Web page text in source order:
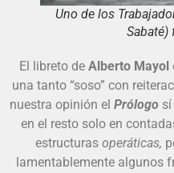
Uno de los
Sabaté)
El libreto deAlberto Mayol
una tanto “soso” con
nuestra opinión el Prólogo
en el resto solo en
estructuras operáticas,
lamentablemente algunos